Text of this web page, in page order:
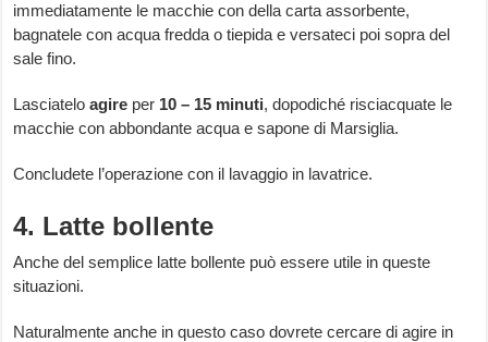
immediatamente le macchie con della carta assorbente,
bagnatele con acqua fredda o tiepida e versateci poi sopra del
sale fino.
Lasciateloagire per 10 – 15 minuti, dopodiché risciacquate le
macchie con abbondante acqua e sapone di Marsiglia.
Concludete l’operazione con il lavaggio in lavatrice.
4. Latte bollente
Anche del semplice latte bollente può essere utile in queste
situazioni.
Naturalmente anche in questo caso dovrete cercare di agire in